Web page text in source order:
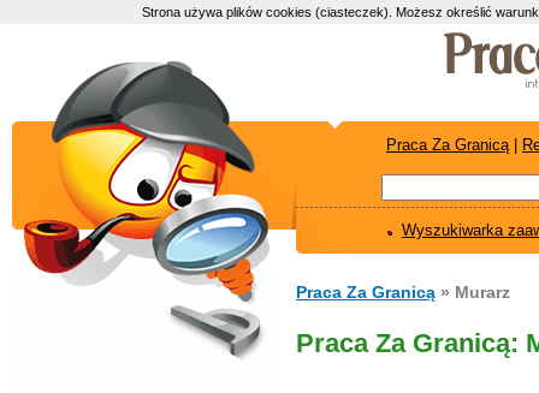
Praca Za Granicą|
Wyszukiwarka
Praca Za Granicą » Murarz
Praca Za Granicą:
Strona używa plików cookies (ciasteczek). Możesz określić